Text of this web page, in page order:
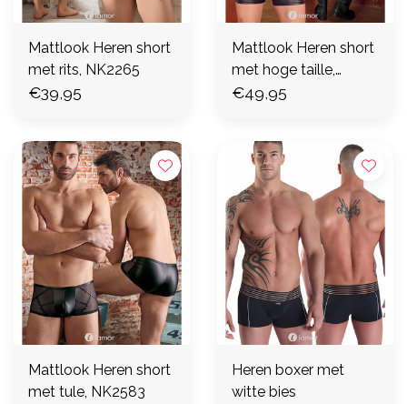
Mattlook Heren short
met rits, NK2265
€39,95
Mattlook Heren short
met hoge taille,
NK2877
€49,95
Mattlook Heren short
met tule, NK2583
Heren boxer met
witte bies